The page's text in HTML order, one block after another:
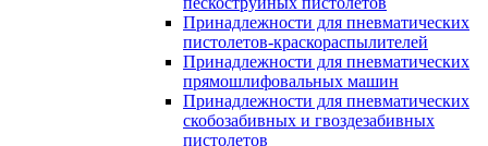
Принадлежности для пневматических
пистолетов-краскораспылителей
Принадлежности для пневматических
прямошлифовальных машин
Принадлежности для пневматических
скобозабивных и гвоздезабивных
пистолетов